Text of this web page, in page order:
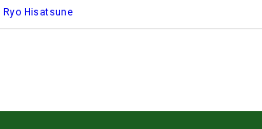
Ryo Hisatsune